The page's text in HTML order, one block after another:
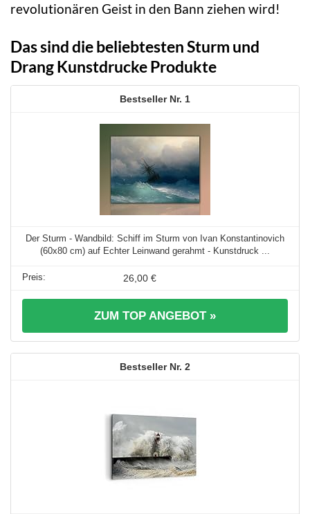
revolutionären Geist in den Bann ziehen wird!
Das sind die beliebtesten Sturm und
Drang Kunstdrucke Produkte
1
Der Sturm - Wandbild: Schiff im Sturm von Ivan Konstantinovich
(60x80 cm) auf Echter Leinwand gerahmt - Kunstdruck ...
26,00 €
ZUM TOP ANGEBOT »
2